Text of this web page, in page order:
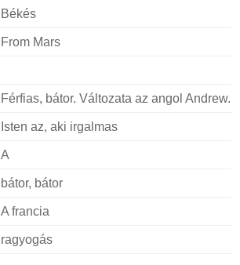
Békés
From Mars
Férfias, bátor. Változata az angol Andrew.
Isten az, aki irgalmas
A
bátor, bátor
A francia
ragyogás